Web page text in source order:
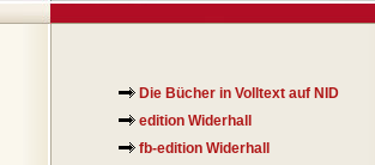
Die Bücher in Volltext auf NID
edition Widerhall
fb-edition Widerhall